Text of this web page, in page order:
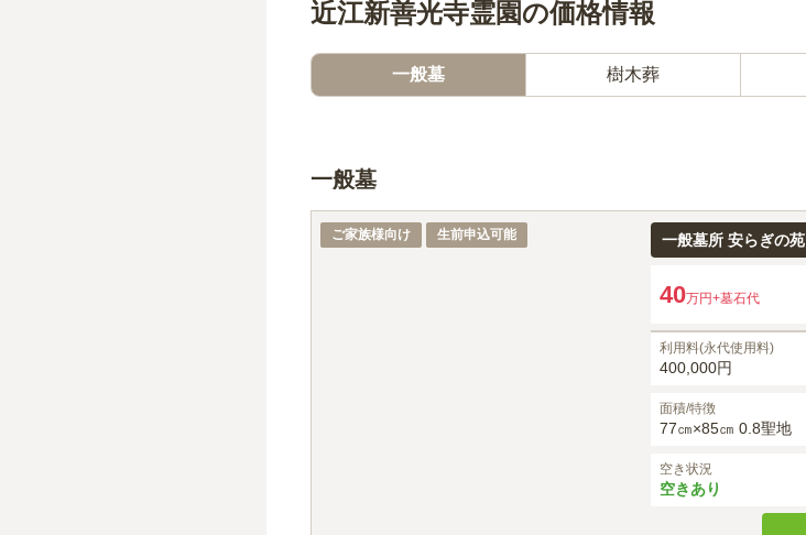
近江新善光寺霊園の価格情報
一般墓 樹木葬
一般墓
ご家族様向け 生前申込可能 一般墓所 安らぎの苑
40万円+墓石代
利用料(永代使用料)
400,000円
面積/特徴
77㎝×85㎝ 0.8聖地
空き状況
空きあり